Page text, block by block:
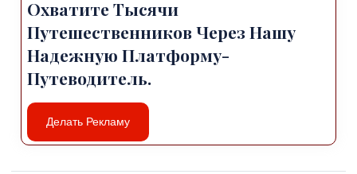
Охватите Тысячи
Путешественников Через Нашу
Надежную Платформу-
Путеводитель.
Делать Рекламу